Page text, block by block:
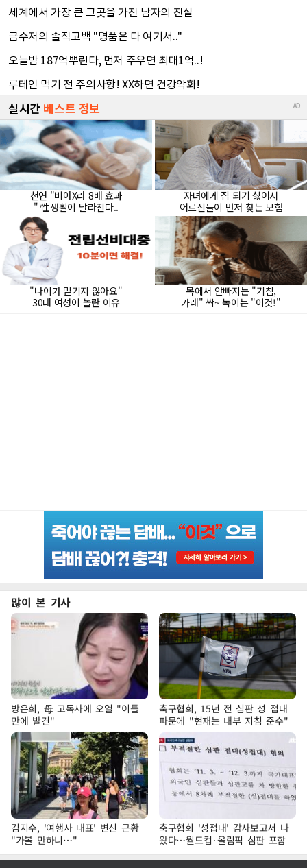
많이 본 기사
방은희, 母 고독사에 오열 "이틀
만에 발견"
축구협회, 15년 전 심판 성 접대
파문에 "현재는 내부 지침 준수"
김지수, '여행사 대표' 변신 근황
"가볼 만하니…"
축구협회 '성접대' 감사보고서 나
왔다…월드컵·올림픽 심판 포함